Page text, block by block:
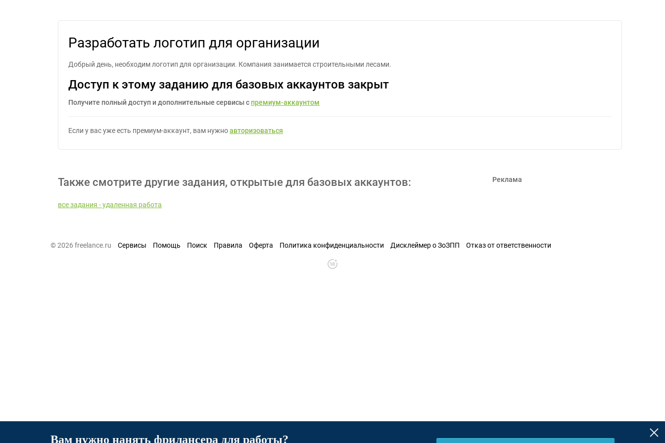
Разработать логотип для организации
Добрый день, необходим логотип для организации. Компания занимается строительными лесами.
Доступ к этому заданию для базовых аккаунтов закрыт
Получите полный доступ и дополнительные сервисы с премиум-аккаунтом
Если у вас уже есть премиум-аккаунт, вам нужноавторизоваться
Также смотрите другие задания, открытые для базовых аккаунтов:
все задания - удаленная работа
Реклама
© 2026 freelance.ru Сервисы Помощь Поиск Правила Оферта Политика конфиденциальности Дисклеймер о ЗоЗПП Отказ от ответственности
Вам нужно нанять фрилансера для работы?